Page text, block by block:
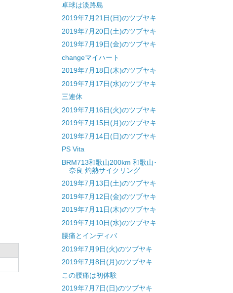
卓球は淡路島
2019年7月21日(日)のツブヤキ
2019年7月20日(土)のツブヤキ
2019年7月19日(金)のツブヤキ
changeマイハート
2019年7月18日(木)のツブヤキ
2019年7月17日(水)のツブヤキ
三連休
2019年7月16日(火)のツブヤキ
2019年7月15日(月)のツブヤキ
2019年7月14日(日)のツブヤキ
PS Vita
BRM713和歌山200km 和歌山･
奈良 灼熱サイクリング
2019年7月13日(土)のツブヤキ
2019年7月12日(金)のツブヤキ
2019年7月11日(木)のツブヤキ
2019年7月10日(水)のツブヤキ
腰痛とインディバ
2019年7月9日(火)のツブヤキ
2019年7月8日(月)のツブヤキ
この腰痛は初体験
2019年7月7日(日)のツブヤキ